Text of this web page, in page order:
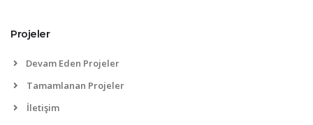
Projeler
Devam Eden Projeler
Tamamlanan Projeler
İletişim